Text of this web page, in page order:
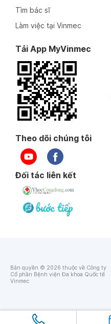
Tìm bác sĩ
Làm việc tại Vinmec
Tải App MyVinmec
Theo dõi chúng tôi
Đối tác liên kết
Bản quyền © 2026 thuộc về Công ty
Cổ phần Bệnh viện Đa khoa Quốc tế
Vinmec